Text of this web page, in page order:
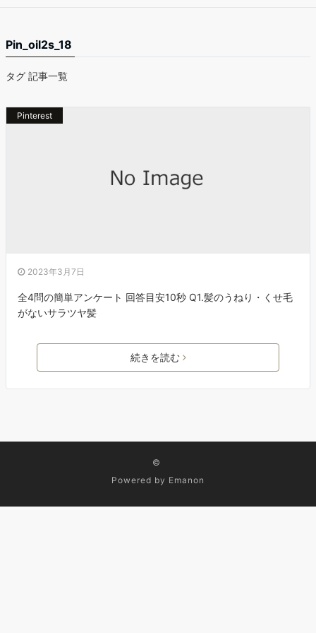
Pin_oil2s_18
タグ 記事一覧
Pinterest
2023年3月7日
全4問の簡単アンケート 回答目安10秒 Q1.髪のうねり・くせ毛
がないサラツヤ髪
続きを読む
©
Powered by Emanon